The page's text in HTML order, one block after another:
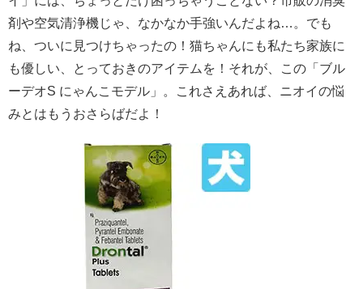
剤や空気清浄機じゃ、なかなか手強いんだよね…。でも
ね、ついに見つけちゃったの！猫ちゃんにも私たち家族に
も優しい、とっておきのアイテムを！それが、この「ブル
ーデオS にゃんこモデル」。これさえあれば、ニオイの悩
みとはもうおさらばだよ！